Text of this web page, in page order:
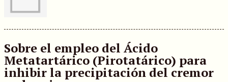
Sobre el empleo del Ácido
Metatartárico (Pirotatárico) para
inhibir la precipitación del cremor